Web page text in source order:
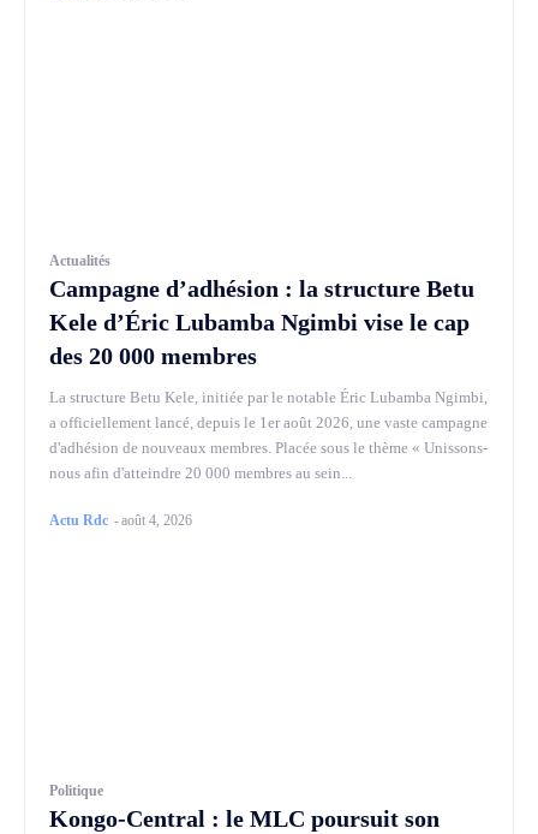
Actualités
Campagne d’adhésion : la structure Betu
Kele d’Éric Lubamba Ngimbi vise le cap
des 20 000 membres
La structure Betu Kele, initiée par le notable Éric Lubamba Ngimbi,
a officiellement lancé, depuis le 1er août 2026, une vaste campagne
d'adhésion de nouveaux membres. Placée sous le thème « Unissons-
nous afin d'atteindre 20 000 membres au sein...
Actu Rdc -août 4, 2026
Politique
Kongo-Central : le MLC poursuit son